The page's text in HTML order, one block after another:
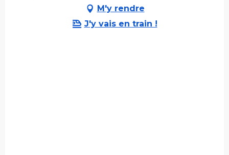
M'y rendre
J'y vais en train !